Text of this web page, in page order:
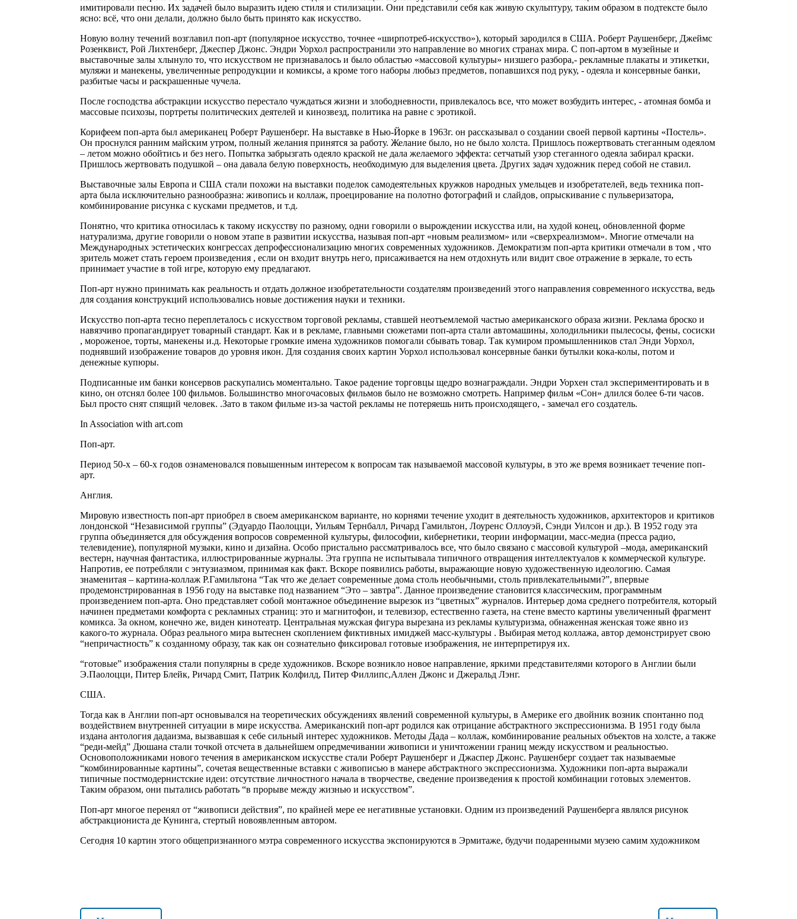
имитировали песню. Их задачей было выразить идею стиля и стилизации. Они представили себя как живую скульптуру, таким образом в подтексте было
ясно: всё, что они делали, должно было быть принято как искусство.
Новую волну течений возглавил поп-арт (популярное искусство, точнее «ширпотреб-искусство»), который зародился в США. Роберт Раушенберг, Джеймс
Розенквист, Рой Лихтенберг, Джеспер Джонс. Эндри Уорхол распространили это направление во многих странах мира. С поп-артом в музейные и
выставочные залы хлынуло то, что искусством не признавалось и было областью «массовой культуры» низшего разбора,- рекламные плакаты и этикетки,
муляжи и манекены, увеличенные репродукции и комиксы, а кроме того наборы любыз предметов, попавшихся под руку, - одеяла и консервные банки,
разбитые часы и раскрашенные чучела.
После господства абстракции искусство перестало чуждаться жизни и злободневности, привлекалось все, что может возбудить интерес, - атомная бомба и
массовые психозы, портреты политических деятелей и кинозвезд, политика на равне с эротикой.
Корифеем поп-арта был американец Роберт Раушенберг. На выставке в Нью-Йорке в 1963г. он рассказывал о создании своей первой картины «Постель».
Он проснулся ранним майским утром, полный желания принятся за работу. Желание было, но не было холста. Пришлось пожертвовать стеганным одеялом
– летом можно обойтись и без него. Попытка забрызгать одеяло краской не дала желаемого эффекта: сетчатый узор стеганного одеяла забирал краски.
Пришлось жертвовать подушкой – она давала белую поверхность, необходимую для выделения цвета. Других задач художник перед собой не ставил.
Выставочные залы Европа и США стали похожи на выставки поделок самодеятельных кружков народных умельцев и изобретателей, ведь техника поп-
арта была исключительно разнообразна: живопись и коллаж, проецирование на полотно фотографий и слайдов, опрыскивание с пульверизатора,
комбинирование рисунка с кусками предметов, и т.д.
Понятно, что критика относилась к такому искусству по разному, одни говорили о вырождении искусства или, на худой конец, обновленной форме
натурализма, другие говорили о новом этапе в развитии искусства, называя поп-арт «новым реализмом» или «сверхреализмом». Многие отмечали на
Международных эстетических конгрессах депрофессионализацию многих современных художников. Демократизм поп-арта критики отмечали в том , что
зритель может стать героем произведения , если он входит внутрь него, присаживается на нем отдохнуть или видит свое отражение в зеркале, то есть
принимает участие в той игре, которую ему предлагают.
Поп-арт нужно принимать как реальность и отдать должное изобретательности создателям произведений этого направления современного искусства, ведь
для создания конструкций использовались новые достижения науки и техники.
Искусство поп-арта тесно переплеталось с искусством торговой рекламы, ставшей неотъемлемой частью американского образа жизни. Реклама броско и
навязчиво пропагандирует товарный стандарт. Как и в рекламе, главными сюжетами поп-арта стали автомашины, холодильники пылесосы, фены, сосиски
, мороженое, торты, манекены и.д. Некоторые громкие имена художников помогали сбывать товар. Так кумиром промышленников стал Энди Уорхол,
поднявший изображение товаров до уровня икон. Для создания своих картин Уорхол использовал консервные банки бутылки кока-колы, потом и
денежные купюры.
Подписанные им банки консервов раскупались моментально. Такое радение торговцы щедро вознаграждали. Эндри Уорхен стал экспериментировать и в
кино, он отснял более 100 фильмов. Большинство многочасовых фильмов было не возможно смотреть. Например фильм «Сон» длился более 6-ти часов.
Был просто снят спящий человек. .Зато в таком фильме из-за частой рекламы не потеряешь нить происходящего, - замечал его создатель.
In Association with art.com
Поп-арт.
Период 50-х – 60-х годов ознаменовался повышенным интересом к вопросам так называемой массовой культуры, в это же время возникает течение поп-
арт.
Англия.
Мировую известность поп-арт приобрел в своем американском варианте, но корнями течение уходит в деятельность художников, архитекторов и критиков
лондонской “Независимой группы” (Эдуардо Паолоцци, Уильям Тернбалл, Ричард Гамильтон, Лоуренс Оллоуэй, Сэнди Уилсон и др.). В 1952 году эта
группа объединяется для обсуждения вопросов современной культуры, философии, кибернетики, теории информации, масс-медиа (пресса радио,
телевидение), популярной музыки, кино и дизайна. Особо пристально рассматривалось все, что было связано с массовой культурой –мода, американский
вестерн, научная фантастика, иллюстрированные журналы. Эта группа не испытывала типичного отвращения интеллектуалов к коммерческой культуре.
Напротив, ее потребляли с энтузиазмом, принимая как факт. Вскоре появились работы, выражающие новую художественную идеологию. Самая
знаменитая – картина-коллаж Р.Гамильтона “Так что же делает современные дома столь необычными, столь привлекательными?”, впервые
продемонстрированная в 1956 году на выставке под названием “Это – завтра”. Данное произведение становится классическим, программным
произведением поп-арта. Оно представляет собой монтажное объединение вырезок из “цветных” журналов. Интерьер дома среднего потребителя, который
начинен предметами комфорта с рекламных страниц: это и магнитофон, и телевизор, естественно газета, на стене вместо картины увеличенный фрагмент
комикса. За окном, конечно же, виден кинотеатр. Центральная мужская фигура вырезана из рекламы культуризма, обнаженная женская тоже явно из
какого-то журнала. Образ реального мира вытеснен скоплением фиктивных имиджей масс-культуры . Выбирая метод коллажа, автор демонстрирует свою
“непричастность” к созданному образу, так как он сознательно фиксировал готовые изображения, не интерпретируя их.
“готовые” изображения стали популярны в среде художников. Вскоре возникло новое направление, яркими представителями которого в Англии были
Э.Паолоцци, Питер Блейк, Ричард Смит, Патрик Колфилд, Питер Филлипс,Аллен Джонс и Джеральд Лэнг.
США.
Тогда как в Англии поп-арт основывался на теоретических обсуждениях явлений современной культуры, в Америке его двойник возник спонтанно под
воздействием внутренней ситуации в мире искусства. Американский поп-арт родился как отрицание абстрактного экспрессионизма. В 1951 году была
издана антология дадаизма, вызвавшая к себе сильный интерес художников. Методы Дада – коллаж, комбинирование реальных объектов на холсте, а также
“реди-мейд” Дюшана стали точкой отсчета в дальнейшем опредмечивании живописи и уничтожении границ между искусством и реальностью.
Основоположниками нового течения в американском искусстве стали Роберт Раушенберг и Джаспер Джонс. Раушенберг создает так называемые
“комбинированные картины”, сочетая вещественные вставки с живописью в манере абстрактного экспрессионизма. Художники поп-арта выражали
типичные постмодернистские идеи: отсутствие личностного начала в творчестве, сведение произведения к простой комбинации готовых элементов.
Таким образом, они пытались работать “в прорыве между жизнью и искусством”.
Поп-арт многое перенял от “живописи действия”, по крайней мере ее негативные установки. Одним из произведений Раушенберга являлся рисунок
абстракциониста де Кунинга, стертый новоявленным автором.
Сегодня 10 картин этого общепризнанного мэтра современного искусства экспонируются в Эрмитаже, будучи подаренными музею самим художником